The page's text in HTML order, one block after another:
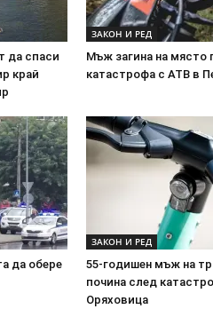
да спаси
край
ЗАКОН И РЕД
Мъж загина на място
катастрофа с АТВ в
да обере
ЗАКОН И РЕД
55-годишен мъж на
почина след
Оряховица